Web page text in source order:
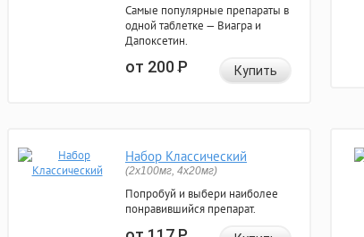
Самые популярные препараты в
одной таблетке — Виагра и
Дапоксетин.
от 200Р Купить
Набор Классический
(2x100мг, 4x20мг)
Попробуй и выбери наиболее
понравившийся препарат.